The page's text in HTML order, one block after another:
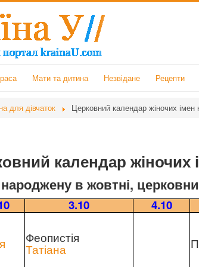
Мати та дитина Незвідане Рецепти
для дівчаток Церковний календар жіночих імен
календар жіночих
в жовтні,
3.10 4.10
Феопистія
Татіана